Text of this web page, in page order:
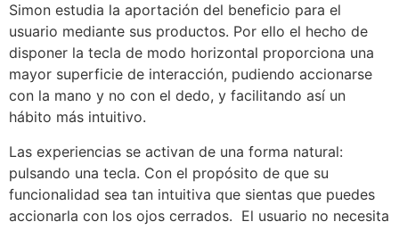
Simon estudia la aportación del beneficio para el
usuario mediante sus productos. Por ello el hecho de
disponer la tecla de modo horizontal proporciona una
mayor superficie de interacción, pudiendo accionarse
con la mano y no con el dedo, y facilitando así un
hábito más intuitivo.
Las experiencias se activan de una forma natural:
pulsando una tecla. Con el propósito de que su
funcionalidad sea tan intuitiva que sientas que puedes
accionarla con los ojos cerrados. El usuario no necesita